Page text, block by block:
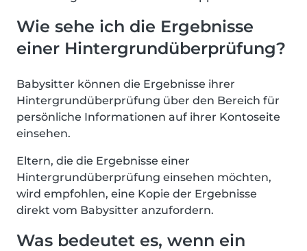
Wie sehe ich die Ergebnisse
einer Hintergrundüberprüfung?
Babysitter können die Ergebnisse ihrer
Hintergrundüberprüfung über den Bereich für
persönliche Informationen auf ihrer Kontoseite
einsehen.
Eltern, die die Ergebnisse einer
Hintergrundüberprüfung einsehen möchten,
wird empfohlen, eine Kopie der Ergebnisse
direkt vom Babysitter anzufordern.
Was bedeutet es, wenn ein